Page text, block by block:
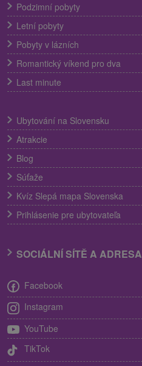
Podzimní pobyty
Letní pobyty
Pobyty v lázních
Romantický víkend pro dva
Last minute
Ubytování na Slovensku
Atrakcie
Blog
Súťaže
Kvíz Slepá mapa Slovenska
Prihlásenie pre ubytovateľa
SOCIÁLNÍ SÍTĚ A ADRESA
Facebook
Instagram
YouTube
TikTok